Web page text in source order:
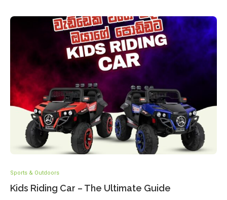
Sports & Outdoors
Kids Riding Car – The Ultimate Guide